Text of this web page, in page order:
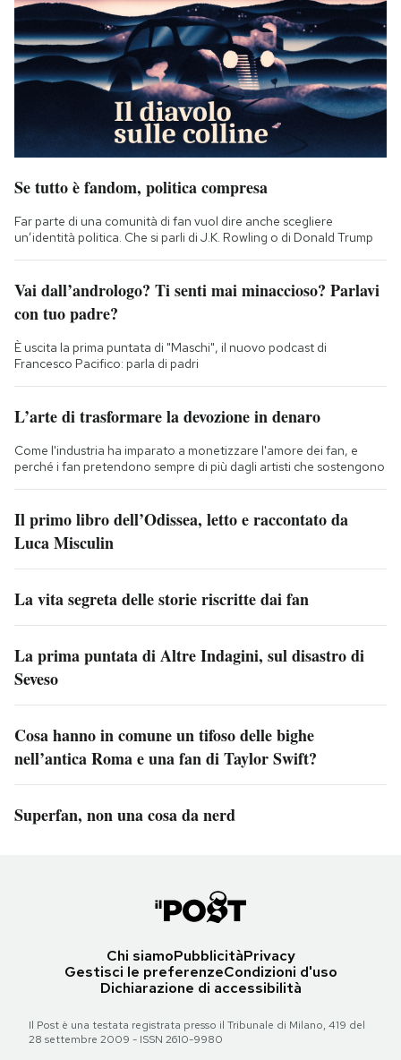
Se tutto è fandom, politica compresa
Far parte di una comunità di fan vuol dire anche scegliere
un’identità politica. Che si parli di J.K. Rowling o di Donald Trump
Vai dall’andrologo? Ti senti mai minaccioso? Parlavi
con tuo padre?
È uscita la prima puntata di "Maschi", il nuovo podcast di
Francesco Pacifico: parla di padri
L’arte di trasformare la devozione in denaro
Come l'industria ha imparato a monetizzare l'amore dei fan, e
perché i fan pretendono sempre di più dagli artisti che sostengono
Il primo libro dell’Odissea, letto e raccontato da
Luca Misculin
La vita segreta delle storie riscritte dai fan
La prima puntata di Altre Indagini, sul disastro di
Seveso
Cosa hanno in comune un tifoso delle bighe
nell’antica Roma e una fan di Taylor Swift?
Superfan, non una cosa da nerd
Chi siamoPubblicitàPrivacy
Gestisci le preferenzeCondizioni d'uso
Dichiarazione di accessibilità
Il Post è una testata registrata presso il Tribunale di Milano, 419 del
28 settembre 2009 - ISSN 2610-9980